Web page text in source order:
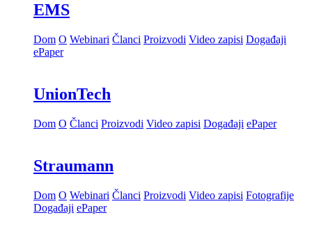
EMS
Dom O Webinari Članci Proizvodi Video zapisi Događaji
ePaper
UnionTech
Dom O Članci Proizvodi Video zapisi Događaji ePaper
Straumann
Dom O Webinari Članci Proizvodi Video zapisi Fotografije
Događaji ePaper